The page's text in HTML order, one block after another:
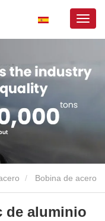
Bobina de acero
de aluminio